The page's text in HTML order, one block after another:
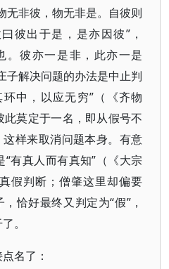
无非彼，物无非是。自彼则
彼出于是，是亦因彼”，
。彼亦一是非，此亦一是
子解决问题的办法是中止判
中，以应无穷”（《齐物
莫定于一名，即从假号不
样来取消问题本身。有意
有真人而有真知”（《大宗
假判断；僧肇这里却偏要
恰好最终又判定为“假”，
。
名了：